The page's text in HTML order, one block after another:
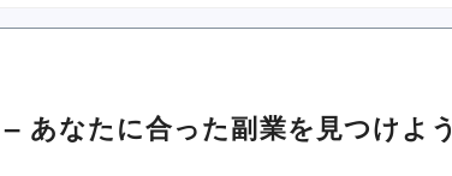
あなたに合った副業を見つけよう